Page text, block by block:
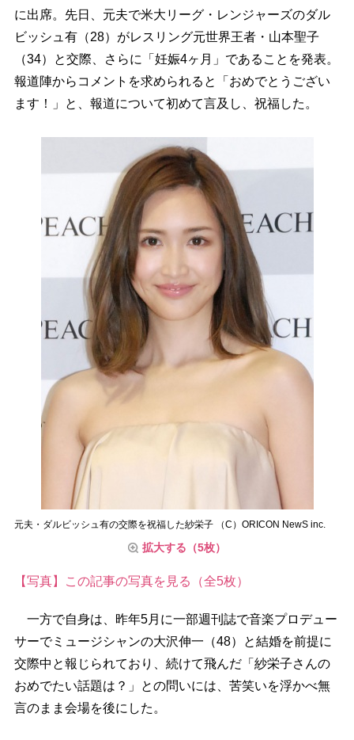
に出席。先日、元夫で米大リーグ・レンジャーズのダル
ビッシュ有（28）がレスリング元世界王者・山本聖子
（34）と交際、さらに「妊娠4ヶ月」であることを発表。
報道陣からコメントを求められると「おめでとうござい
ます！」と、報道について初めて言及し、祝福した。
元夫・ダルビッシュ有の交際を祝福した紗栄子 （C）ORICON NewS inc.
拡大する（5枚）
【写真】この記事の写真を見る（全5枚）
一方で自身は、昨年5月に一部週刊誌で音楽プロデュー
サーでミュージシャンの大沢伸一（48）と結婚を前提に
交際中と報じられており、続けて飛んだ「紗栄子さんの
おめでたい話題は？」との問いには、苦笑いを浮かべ無
言のまま会場を後にした。